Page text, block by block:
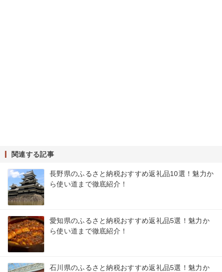
関連する記事
長野県のふるさと納税おすすめ返礼品10選！魅力か
ら使い道まで徹底紹介！
愛知県のふるさと納税おすすめ返礼品5選！魅力か
ら使い道まで徹底紹介！
石川県のふるさと納税おすすめ返礼品5選！魅力か